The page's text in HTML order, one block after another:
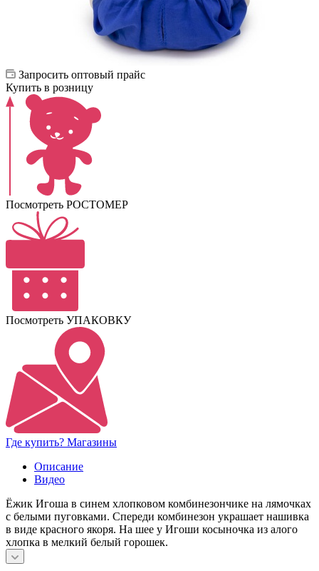
Запросить оптовый прайс
Купить в розницу
Посмотреть РОСТОМЕР
Посмотреть УПАКОВКУ
Где купить? Магазины
Описание
Видео
Ёжик Игоша в синем хлопковом комбинезончике на лямочках
с белыми пуговками. Спереди комбинезон украшает нашивка
в виде красного якоря. На шее у Игоши косыночка из алого
хлопка в мелкий белый горошек.